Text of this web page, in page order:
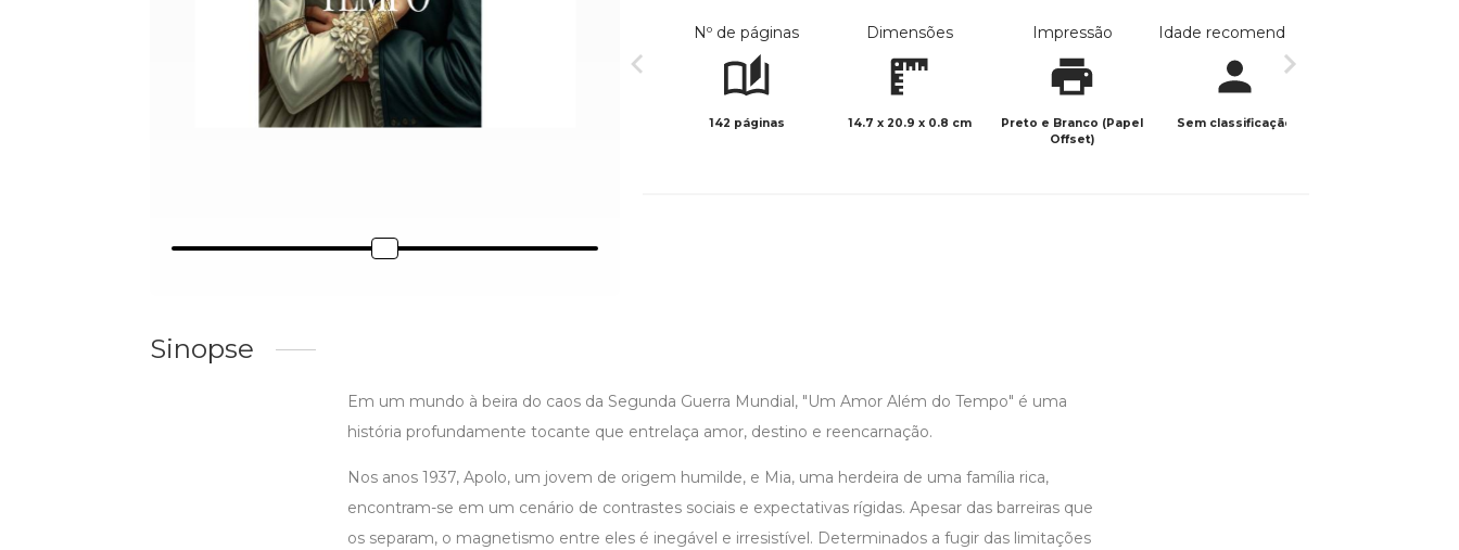
Nº de páginas
142 páginas
Dimensões
14.7 x 20.9 x 0.8 cm
Impressão
Preto e Branco (Papel
Offset)
Idade recomendada
Sem classificação
Sinopse
Em um mundo à beira do caos da Segunda Guerra Mundial, "Um Amor Além do Tempo" é uma
história profundamente tocante que entrelaça amor, destino e reencarnação.
Nos anos 1937, Apolo, um jovem de origem humilde, e Mia, uma herdeira de uma família rica,
encontram-se em um cenário de contrastes sociais e expectativas rígidas. Apesar das barreiras que
os separam, o magnetismo entre eles é inegável e irresistível. Determinados a fugir das limitações